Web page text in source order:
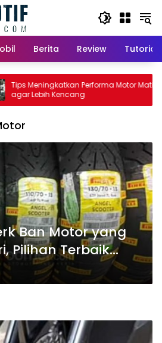
Berita Review Tutorial
Meningkatkan Performa Motor Matic
Lebih Kencang
Ban Motor yang
Pilihan Terbaik
Berkendara Anda